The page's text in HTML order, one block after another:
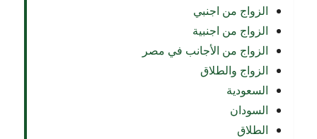
الزواج من اجنبي
الزواج من اجنبية
الزواج من الأجانب في مصر
الزواج والطلاق
السعودية
السودان
الطلاق